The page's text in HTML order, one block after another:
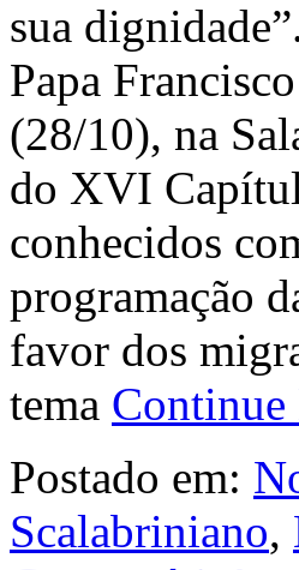
sua
Papa
(28/10), na
do XVI
conhecidos
programação
favor dos
tema
Postado em:
Scalabriniano,